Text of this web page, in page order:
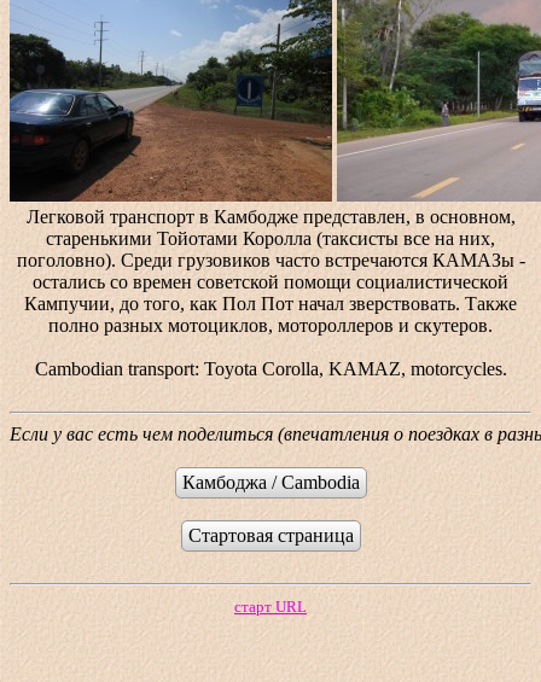
Легковой транспорт в Камбодже представлен, в основном,
старенькими Тойотами Королла (таксисты все на них,
поголовно). Среди грузовиков часто встречаются КАМАЗы -
остались со времен советской помощи социалистической
Кампучии, до того, как Пол Пот начал зверствовать. Также
полно разных мотоциклов, мотороллеров и скутеров.
Cambodian transport: Toyota Corolla, KAMAZ, motorcycles.
Если у вас есть чем поделиться (впечатления о поездках в
Камбоджа / Cambodia
Стартовая страница
старт URL